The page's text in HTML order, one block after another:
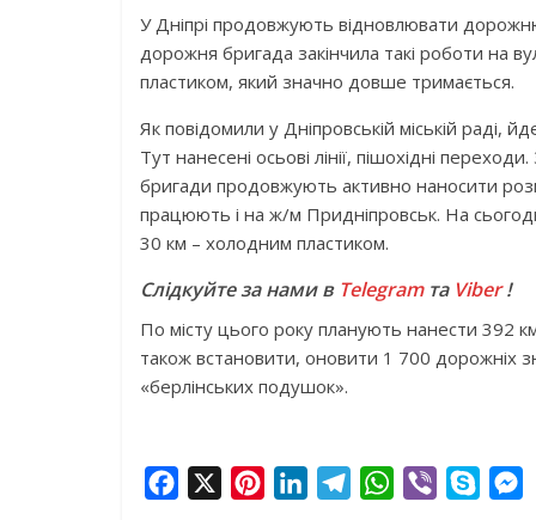
У Дніпрі продовжують відновлювати
дорожня бригада закінчила такі роботи на
пластиком, який значно довше тримається.
Як повідомили у Дніпровській міській раді,
Тут нанесені осьові лінії, пішохідні
бригади продовжують активно наносити
працюють і на ж/м Придніпровськ. На
30 км – холодним пластиком.
Слідкуйте за нами в Telegramта Viber!
По місту цього року планують нанести 392
також встановити, оновити 1 700 дорожніх
«берлінських подушок».
W